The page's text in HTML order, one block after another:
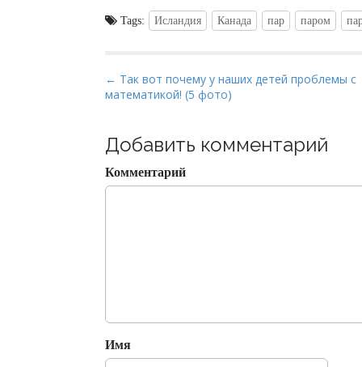
Tags: Исландия Канада пар паром
P
o
t
n
a
n
← Так вот почему у наших детей проблемы с
математикой! (5 фото)
Добавить комментарий
Комментарий
Имя